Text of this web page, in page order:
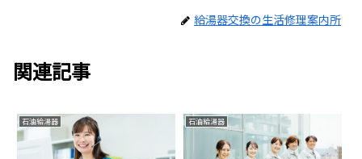
給湯器交換の生活修理案内所
関連記事
石油給湯器 石油給湯器